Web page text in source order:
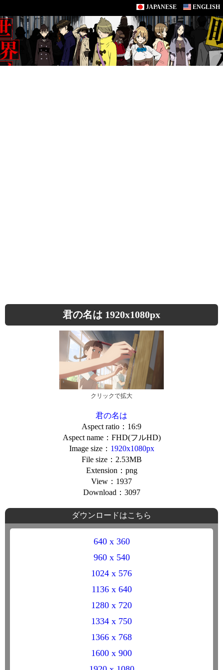
JAPANESE ENGLISH
君の名は 1920x1080px
クリックで拡大
君の名は
Aspect ratio：16:9
Aspect name：FHD(フルHD)
Image size： 1920x1080px
File size：2.53MB
Extension：png
View：1937
Download：3097
ダウンロードはこちら
640 x 360
960 x 540
1024 x 576
1136 x 640
1280 x 720
1334 x 750
1366 x 768
1600 x 900